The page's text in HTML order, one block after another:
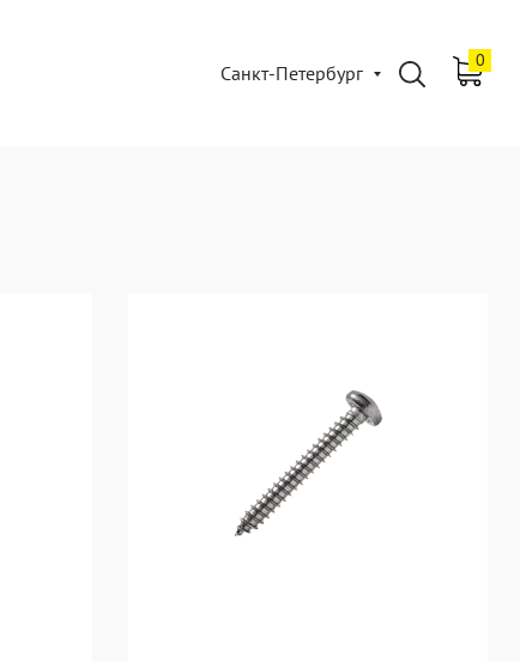
Санкт-Петербург
0